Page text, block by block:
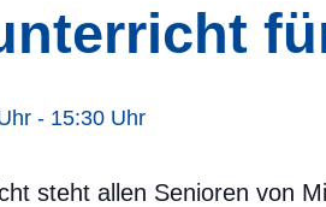
- 15:30 Uhr
steht allen Senioren von